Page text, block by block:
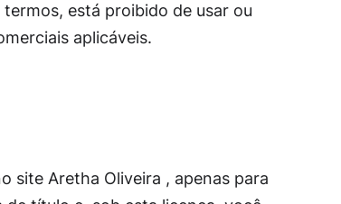
está proibido de usar ou
aplicáveis.
site Aretha Oliveira , apenas para